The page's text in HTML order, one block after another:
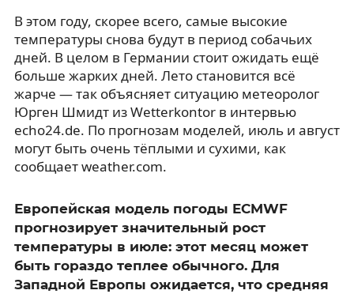
В этом году, скорее всего, самые высокие
температуры снова будут в период собачьих
дней. В целом в Германии стоит ожидать ещё
больше жарких дней. Лето становится всё
жарче — так объясняет ситуацию метеоролог
Юрген Шмидт из Wetterkontor в интервью
echo24.de. По прогнозам моделей, июль и август
могут быть очень тёплыми и сухими, как
сообщает weather.com.
Европейская модель погоды ECMWF
прогнозирует значительный рост
температуры в июле: этот месяц может
быть гораздо теплее обычного. Для
Западной Европы ожидается, что средняя